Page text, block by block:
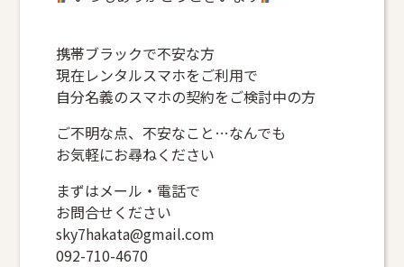
携帯ブラックで不安な方
現在レンタルスマホをご利用で
自分名義のスマホの契約をご検討中の方
ご不明な点、不安なこと…なんでも
お気軽にお尋ねください
まずはメール・電話で
お問合せください
sky7hakata@gmail.com
092-710-4670